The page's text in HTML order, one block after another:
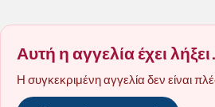
Αυτή η αγγελία έχει λήξει.
Η συγκεκριμένη αγγελία δεν είναι